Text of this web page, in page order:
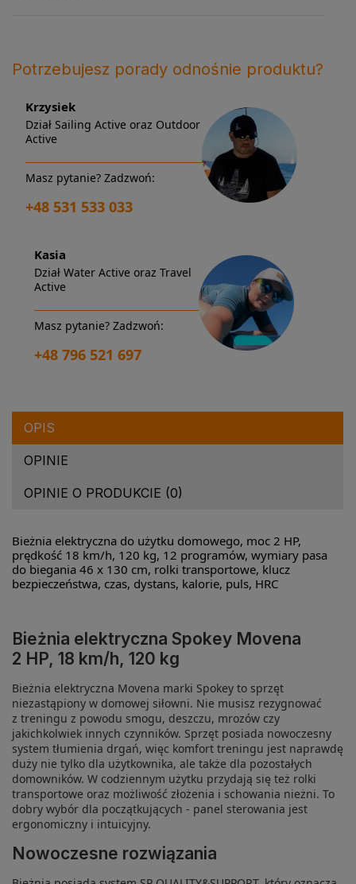
Potrzebujesz porady odnośnie produktu?
Krzysiek
Dział Sailing Active oraz Outdoor
Active
Masz pytanie? Zadzwoń:
+48 531 533 033
Kasia
Dział Water Active oraz Travel
Active
Masz pytanie? Zadzwoń:
+48 796 521 697
OPIS
OPINIE
OPINIE O PRODUKCIE (0)
Bieżnia elektryczna do użytku domowego, moc 2 HP,
prędkość 18 km/h, 120 kg, 12 programów, wymiary pasa
do biegania 46 x 130 cm, rolki transportowe, klucz
bezpieczeństwa, czas, dystans, kalorie, puls, HRC
Bieżnia elektryczna Spokey Movena
2 HP, 18 km/h, 120 kg
Bieżnia elektryczna Movena marki Spokey to sprzęt
niezastąpiony w domowej siłowni. Nie musisz rezygnować
z treningu z powodu smogu, deszczu, mrozów czy
jakichkolwiek innych czynników. Sprzęt posiada nowoczesny
system tłumienia drgań, więc komfort treningu jest naprawdę
duży nie tylko dla użytkownika, ale także dla pozostałych
domowników. W codziennym użytku przydają się też rolki
transportowe oraz możliwość złożenia i schowania nieżni. To
dobry wybór dla początkujących - panel sterowania jest
ergonomiczny i intuicyjny.
Nowoczesne rozwiązania